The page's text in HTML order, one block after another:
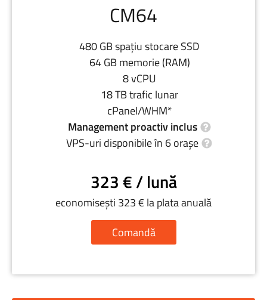
CM64
480 GB spațiu stocare SSD
64 GB memorie (RAM)
8 vCPU
18 TB trafic lunar
cPanel/WHM*
Management proactiv inclus
VPS-uri disponibile în 6 orașe
323 € / lună
economisești 323 € la plata anuală
Comandă